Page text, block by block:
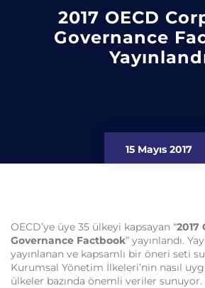
2017 OECD
Governance
15 Mayıs 2017
OECD’ye üye 35 ülkeyi kapsayan “2017
Governance Factbook” yayınlandı.
yayınlanan ve kapsamlı bir öneri seti
Kurumsal Yönetim İlkeleri’nin nasıl
ülkeler bazında önemli veriler sunuyor.